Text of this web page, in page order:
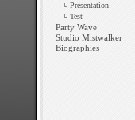
Présentation
Test
Party Wave
Studio Mistwalker
Biographies